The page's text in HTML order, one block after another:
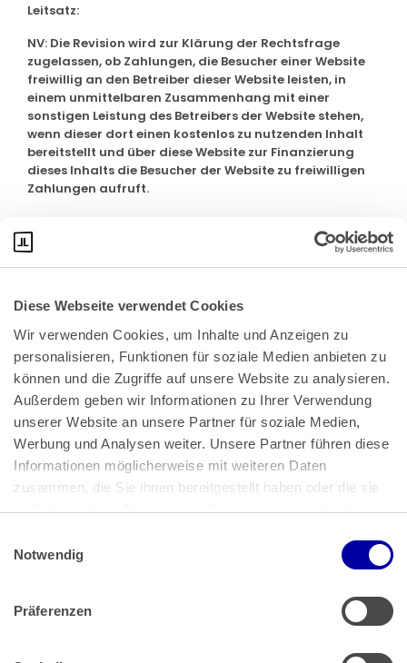
Diese Webseite verwendet Cookies
Wir verwenden Cookies, um Inhalte und Anzeigen zu
personalisieren, Funktionen für soziale Medien anbieten zu
können und die Zugriffe auf unsere Website zu analysieren.
Außerdem geben wir Informationen zu Ihrer Verwendung
unserer Website an unsere Partner für soziale Medien,
Werbung und Analysen weiter. Unsere Partner führen diese
Informationen möglicherweise mit weiteren Daten
zusammen, die Sie ihnen bereitgestellt haben oder die sie
im Rahmen Ihrer Nutzung der Dienste gesammelt haben.
Impressum
Notwendig
Präferenzen
Leitsatz:
NV: Die Revision wird zur Klärung der Rechtsfrage
zugelassen, ob Zahlungen, die Besucher einer Website
freiwillig an den Betreiber dieser Website leisten, in
einem unmittelbaren Zusammenhang mit einer
sonstigen Leistung des Betreibers der Website stehen,
wenn dieser dort einen kostenlos zu nutzenden Inhalt
bereitstellt und über diese Website zur Finanzierung
dieses Inhalts die Besucher der Website zu freiwilligen
Zahlungen aufruft.
Bundeskanzlerplatz 2
53113 Bonn
Pressemitteilungen|AGB
Impressum|Datenschutz